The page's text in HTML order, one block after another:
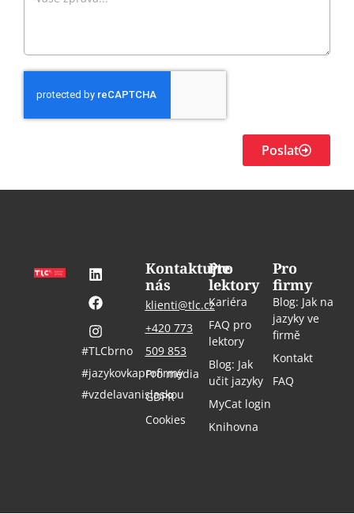
Poslat
Pro
firmy
Blog: Jak na
jazyky ve
firmě
Kontakt
FAQ
Pro
lektory
Kariéra
FAQ pro
lektory
Blog: Jak
učit jazyky
MyCat login
Knihovna
Kontaktujte
nás
klienti@tlc.cz
+420 773
509 853
Pro média
GDPR
Cookies
#TLCbrno
#jazykovkaprofirmy
#vzdelavanislaskou